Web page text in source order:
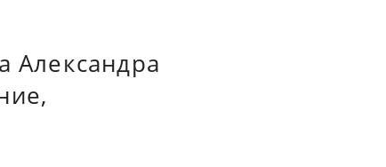
Александра